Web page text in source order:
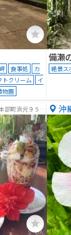
食事処
カ
トクリーム
イ
物園
備瀬
絶景ス
部町浜元９５０
沖